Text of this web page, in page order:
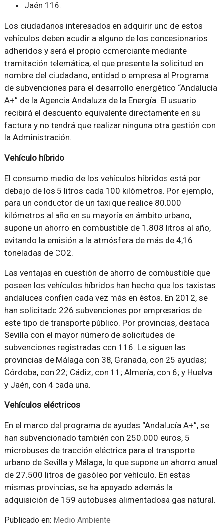
Jaén 116.
Los ciudadanos interesados en adquirir uno de estos
vehículos deben acudir a alguno de los concesionarios
adheridos y será el propio comerciante mediante
tramitación telemática, el que presente la solicitud en
nombre del ciudadano, entidad o empresa al Programa
de subvenciones para el desarrollo energético “Andalucía
A+” de la Agencia Andaluza de la Energía. El usuario
recibirá el descuento equivalente directamente en su
factura y no tendrá que realizar ninguna otra gestión con
la Administración.
Vehículo híbrido
El consumo medio de los vehículos híbridos está por
debajo de los 5 litros cada 100 kilómetros. Por ejemplo,
para un conductor de un taxi que realice 80.000
kilómetros al año en su mayoría en ámbito urbano,
supone un ahorro en combustible de 1.808 litros al año,
evitando la emisión a la atmósfera de más de 4,16
toneladas de CO2.
Las ventajas en cuestión de ahorro de combustible que
poseen los vehículos híbridos han hecho que los taxistas
andaluces confíen cada vez más en éstos. En 2012, se
han solicitado 226 subvenciones por empresarios de
este tipo de transporte público. Por provincias, destaca
Sevilla con el mayor número de solicitudes de
subvenciones registradas con 116. Le siguen las
provincias de Málaga con 38, Granada, con 25 ayudas;
Córdoba, con 22; Cádiz, con 11; Almería, con 6; y Huelva
y Jaén, con 4 cada una.
Vehículos eléctricos
En el marco del programa de ayudas “Andalucía A+”, se
han subvencionado también con 250.000 euros, 5
microbuses de tracción eléctrica para el transporte
urbano de Sevilla y Málaga, lo que supone un ahorro anual
de 27.500 litros de gasóleo por vehículo. En estas
mismas provincias, se ha apoyado además la
adquisición de 159 autobuses alimentadosa gas natural.
Publicado en: Medio Ambiente